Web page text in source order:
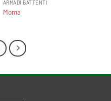
ARMADI BATTENTI
Moma